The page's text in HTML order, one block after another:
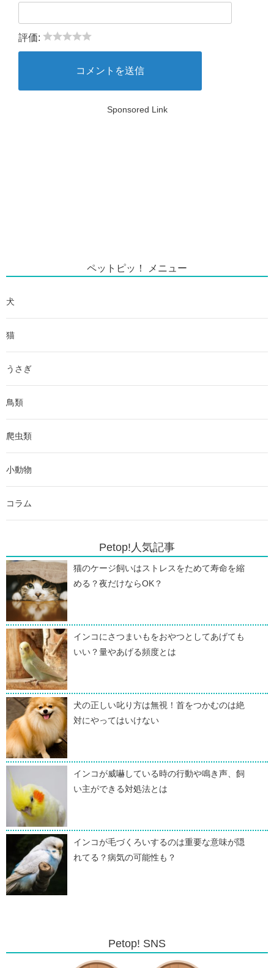
評価:
Sponsored Link
ペットピッ！ メニュー
犬
猫
うさぎ
鳥類
爬虫類
小動物
コラム
Petop!人気記事
猫のケージ飼いはストレスをためて寿命を縮
める？夜だけならOK？
インコにさつまいもをおやつとしてあげても
いい？量やあげる頻度とは
犬の正しい叱り方は無視！首をつかむのは絶
対にやってはいけない
インコが威嚇している時の行動や鳴き声、飼
い主ができる対処法とは
インコが毛づくろいするのは重要な意味が隠
れてる？病気の可能性も？
Petop! SNS